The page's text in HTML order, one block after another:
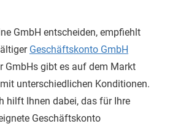
GmbH entscheiden, empfiehlt
Geschäftskonto GmbH
GmbHs gibt es auf dem Markt
unterschiedlichen Konditionen.
hilft Ihnen dabei, das für Ihre
Geschäftskonto